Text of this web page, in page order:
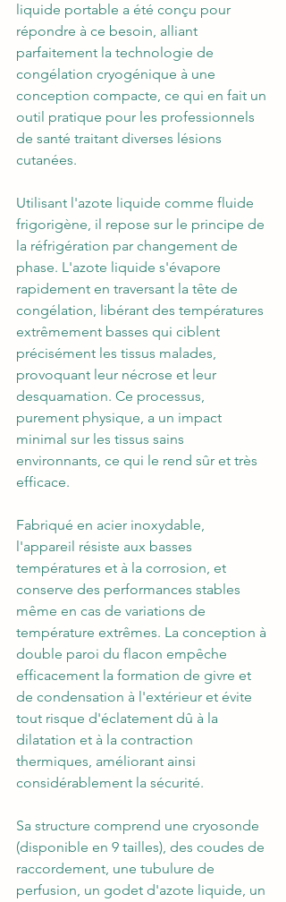
liquide portable a été conçu pour
répondre à ce besoin, alliant
parfaitement la technologie de
congélation cryogénique à une
conception compacte, ce qui en fait un
outil pratique pour les professionnels
de santé traitant diverses lésions
cutanées.
Utilisant l'azote liquide comme fluide
frigorigène, il repose sur le principe de
la réfrigération par changement de
phase. L'azote liquide s'évapore
rapidement en traversant la tête de
congélation, libérant des températures
extrêmement basses qui ciblent
précisément les tissus malades,
provoquant leur nécrose et leur
desquamation. Ce processus,
purement physique, a un impact
minimal sur les tissus sains
environnants, ce qui le rend sûr et très
efficace.
Fabriqué en acier inoxydable,
l'appareil résiste aux basses
températures et à la corrosion, et
conserve des performances stables
même en cas de variations de
température extrêmes. La conception à
double paroi du flacon empêche
efficacement la formation de givre et
de condensation à l'extérieur et évite
tout risque d'éclatement dû à la
dilatation et à la contraction
thermiques, améliorant ainsi
considérablement la sécurité.
Sa structure comprend une cryosonde
(disponible en 9 tailles), des coudes de
raccordement, une tubulure de
perfusion, un godet d'azote liquide, un